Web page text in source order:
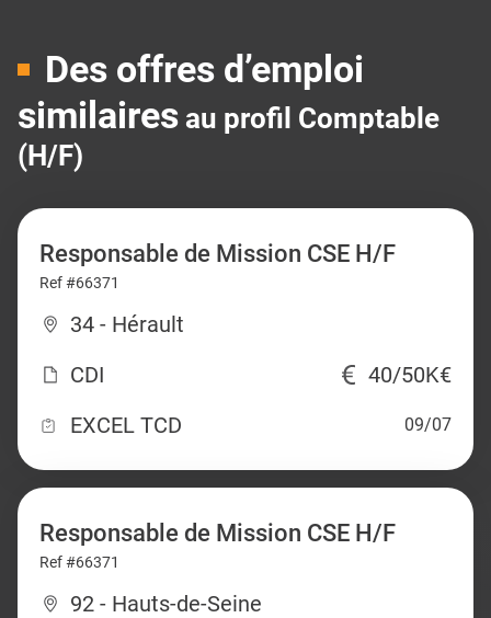
Des offres d’emploi
similaires au profil Comptable
(H/F)
Responsable de Mission CSE H/F
Ref #66371
34 - Hérault
CDI
40/50K€
EXCEL TCD
09/07
Responsable de Mission CSE H/F
Ref #66371
92 - Hauts-de-Seine